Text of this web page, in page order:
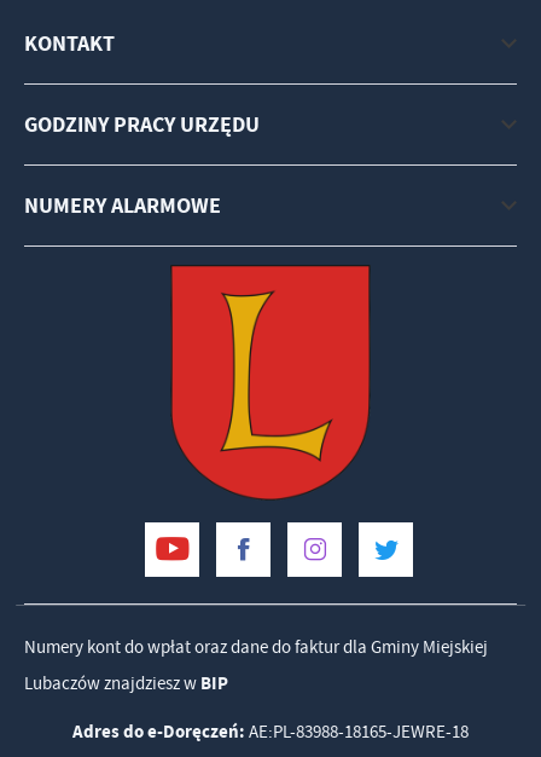
KONTAKT
GODZINY PRACY URZĘDU
NUMERY ALARMOWE
Numery kont do wpłat oraz dane do faktur dla Gminy Miejskiej
Lubaczów znajdziesz w BIP
Adres do e-Doręczeń: AE:PL-83988-18165-JEWRE-18